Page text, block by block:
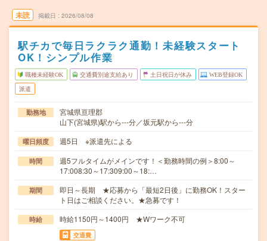
未読 掲載日 2026/08/08
駅チカで毎日ラクラク通勤！未経験スタート
OK！シンプル作業
職種未経験OK 交通費別途支給あり 土日祝日が休み WEB登録OK
派遣
勤務地
宮城県亘理郡
山下(宮城県)駅から---分／坂元駅から---分
曜日頻度 週5日 ※派遣先による
時間
週5フルタイムがメインです！＜勤務時間の例＞8:00～
17:008:30～17:309:00～18:…
期間
即日～長期 ★応募から「最短2日後」に勤務OK！スター
ト日はご相談ください。★急募です！
時給 時給1150円～1400円 ★Wワーク不可
交通費